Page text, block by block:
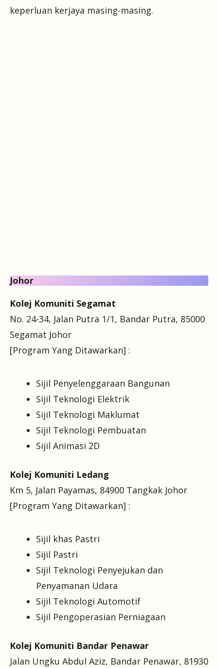
keperluan kerjaya masing-masing.
Johor
Kolej Komuniti Segamat
No. 24-34, Jalan Putra 1/1, Bandar Putra, 85000
Segamat Johor
[Program Yang Ditawarkan] :
Sijil Penyelenggaraan Bangunan
Sijil Teknologi Elektrik
Sijil Teknologi Maklumat
Sijil Teknologi Pembuatan
Sijil Animasi 2D
Kolej Komuniti Ledang
Km 5, Jalan Payamas, 84900 Tangkak Johor
[Program Yang Ditawarkan] :
Sijil khas Pastri
Sijil Pastri
Sijil Teknologi Penyejukan dan
Penyamanan Udara
Sijil Teknologi Automotif
Sijil Pengoperasian Perniagaan
Kolej Komuniti Bandar Penawar
Jalan Ungku Abdul Aziz, Bandar Penawar, 81930